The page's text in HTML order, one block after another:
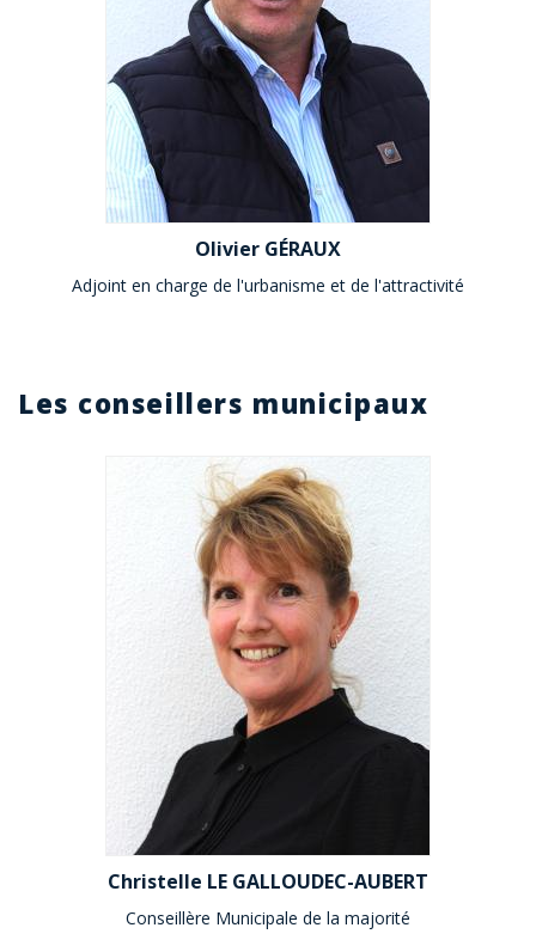
Olivier GÉRAUX
Adjoint en charge de l'urbanisme et de l'attractivité
Les conseillers municipaux
Christelle LE GALLOUDEC-AUBERT
Conseillère Municipale de la majorité